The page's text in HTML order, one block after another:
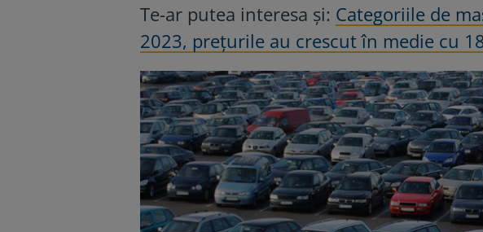
Te-ar putea interesa și: Categoriile de
2023, preţurile au crescut în medie cu